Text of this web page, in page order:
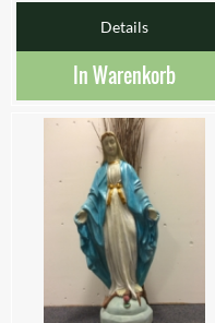
Details
In Warenkorb